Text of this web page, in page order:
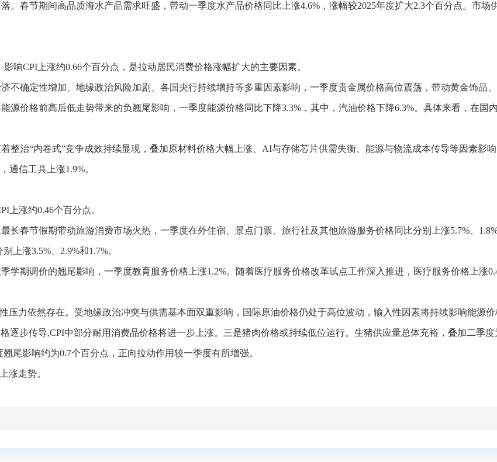
。 春节期间高品质海水产品需求旺盛，带动一季度水产品价格同比上涨4.6%，涨幅较2025年度扩大2.3个百分点。市
响CPI上涨约0.66个百分点，是拉动居民消费价格涨幅扩大的主要因素。
不确定性增加、地缘政治风险加剧、各国央行持续增持等多重因素影响，一季度贵金属价格高位震荡，带动黄金饰品
能源价格前高后低走势带来的负翘尾影响，一季度能源价格同比下降3.3%，其中，汽油价格下降6.3%。具体来看，在
着整治“内卷式”竞争成效持续显现，叠加原材料价格大幅上涨、AI与存储芯片供需失衡、能源与物流成本传导等因素影
通信工具上涨1.9%。
上涨约0.46个百分点。
最长春节假期带动旅游消费市场火热，一季度在外住宿、景点门票、旅行社及其他旅游服务价格同比分别上涨5.7%、
上涨3.5%、2.9%和1.7%。
学期调价的翘尾影响，一季度教育服务价格上涨1.2%。随着医疗服务价格改革试点工作深入推进，医疗服务价格上涨
压力依然存在。受‌地缘政治冲突与‌供需基本面‌双重影响，国际原油价格仍处于高位波动，输入性因素将持续影响能源
逐步传导,CPI中部分耐用消费品价格将进一步上涨。三是猪肉价格或持续低位运行。生猪供应量总体充裕，叠加二季
尾影响约为0.7个百分点，正向拉动作用较一季度有所增强。
涨走势。